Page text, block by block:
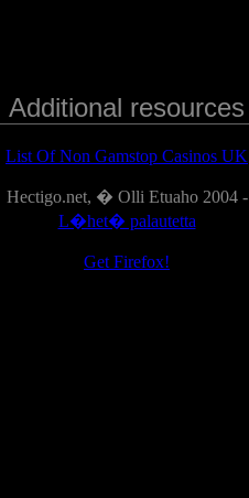
Additional resources
List Of Non Gamstop Casinos UK
Hectigo.net, � Olli Etuaho 2004 -
L�het� palautetta
Get Firefox!